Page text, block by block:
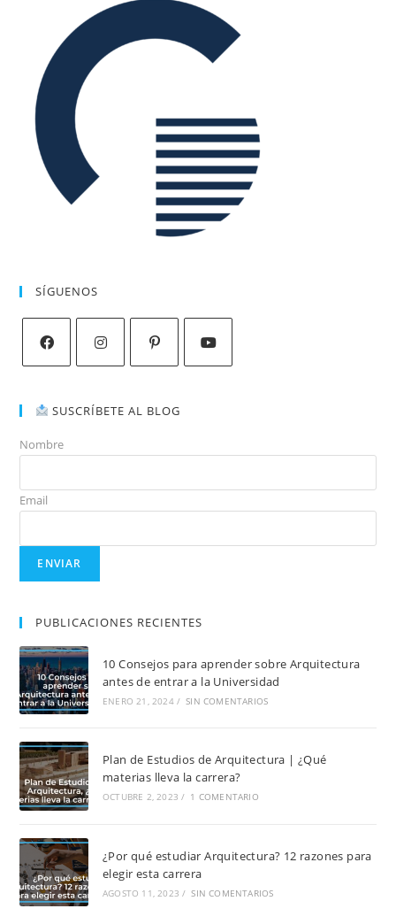
SÍGUENOS
SUSCRÍBETE AL BLOG
Nombre
Email
PUBLICACIONES RECIENTES
10 Consejos para aprender sobre Arquitectura
antes de entrar a la Universidad
ENERO 21, 2024 / SIN COMENTARIOS
Plan de Estudios de Arquitectura | ¿Qué
materias lleva la carrera?
OCTUBRE 2, 2023 / 1 COMENTARIO
¿Por qué estudiar Arquitectura? 12 razones para
elegir esta carrera
AGOSTO 11, 2023 / SIN COMENTARIOS